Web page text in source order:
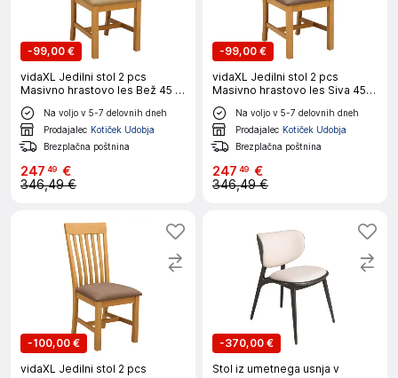
-99,00 €
vidaXL Jedilni stol 2 pcs
Masivno hrastovo les Bež 45 x
59 x 92 cm
Na voljo v 5-7 delovnih dneh
Prodajalec Kotiček Udobja
Brezplačna poštnina
247 49 €
346,49 €
-99,00 €
vidaXL Jedilni stol 2 pcs
Masivno hrastovo les Siva 45 x
59 x 92 cm
Na voljo v 5-7 delovnih dneh
Prodajalec Kotiček Udobja
Brezplačna poštnina
247 49 €
346,49 €
-100,00 €
vidaXL Jedilni stol 2 pcs
-370,00 €
Stol iz umetnega usnja v